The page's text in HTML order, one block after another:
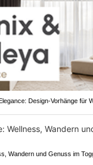
Design-Vorhänge für
Wandern und Genuss im